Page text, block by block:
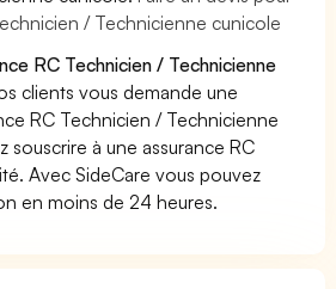
/ Technicienne cunicole
RC Technicien / Technicienne
clients vous demande une
RC Technicien / Technicienne
souscrire à une assurance RC
Avec SideCare vous pouvez
en moins de 24 heures.